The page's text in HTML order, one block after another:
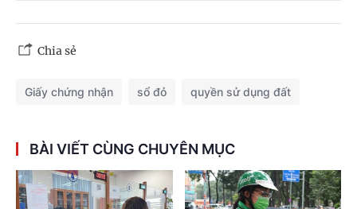
Chia sẻ
Giấy chứng nhận sổ đỏ quyền sử dụng đất
BÀI VIẾT CÙNG CHUYÊN MỤC